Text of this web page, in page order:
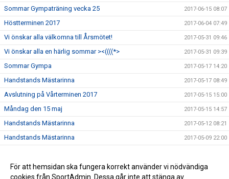
Sommar Gympaträning vecka 25 2017-06-15 08:07
Höstterminen 2017 2017-06-04 07:49
Vi önskar alla välkomna till Årsmötet! 2017-05-31 09:46
Vi önskar alla en härlig sommar ><((((*> 2017-05-31 09:39
Sommar Gympa 2017-05-17 14:20
Handstands Mästarinna 2017-05-17 08:49
Avslutning på Vårterminen 2017 2017-05-15 15:00
Måndag den 15 maj 2017-05-15 14:57
Handstands Mästarinna 2017-05-12 08:21
Handstands Mästarinna 2017-05-09 22:00
1 maj 2017-04-30 07:38
För att hemsidan ska fungera korrekt använder vi nödvändiga
cookies från SportAdmin. Dessa går inte att stänga av.